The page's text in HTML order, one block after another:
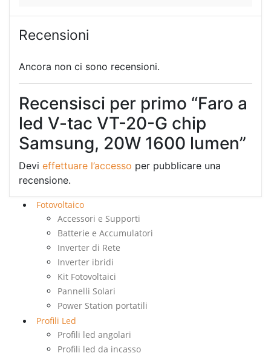
Recensioni
Ancora non ci sono recensioni.
Recensisci per primo “Faro a
led V-tac VT-20-G chip
Samsung, 20W 1600 lumen”
Devi effettuare l’accesso per pubblicare una
recensione.
Fotovoltaico
Accessori e Supporti
Batterie e Accumulatori
Inverter di Rete
Inverter ibridi
Kit Fotovoltaici
Pannelli Solari
Power Station portatili
Profili Led
Profili led angolari
Profili led da incasso